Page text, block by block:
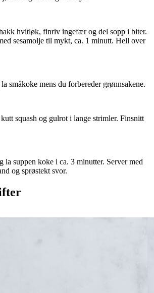
hvitløk, finriv ingefær og del sopp i biter.
sesamolje til mykt, ca. 1 minutt. Hell over
småkoke mens du forbereder grønnsakene.
squash og gulrot i lange strimler. Finsnitt
la suppen koke i ca. 3 minutter. Server med
og sprøstekt svor.